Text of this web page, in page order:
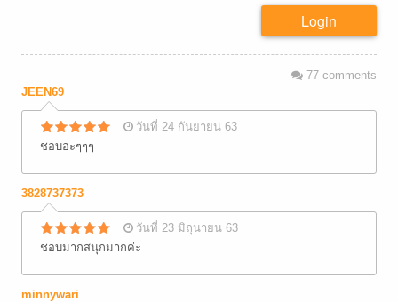
Login
77comments
JEEN69
วันที่ 24 กันยายน 63
ชอบอะๆๆๆ
3828737373
วันที่ 23 มิถุนายน 63
ชอบ​มาก​สนุก​มาก​ค่ะ​
minnywari